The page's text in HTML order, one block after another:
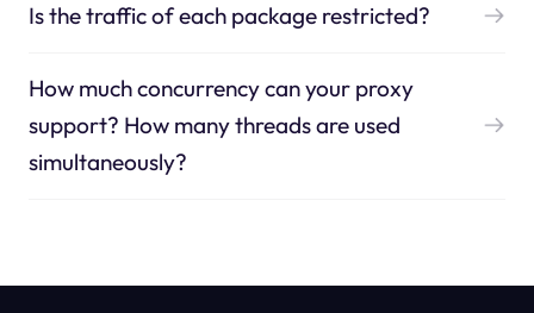
Is the traffic of each package restricted?
How much concurrency can your proxy
support? How many threads are used
simultaneously?